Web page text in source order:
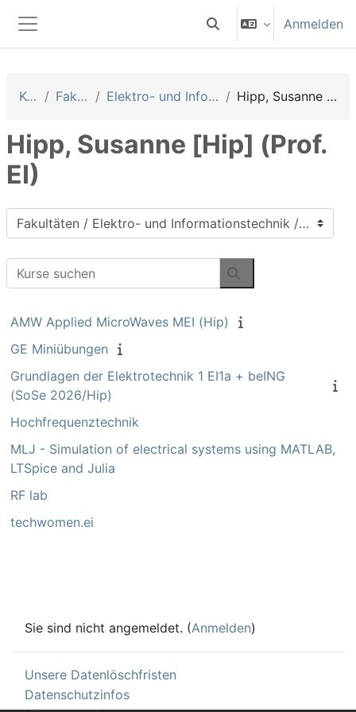
Website-Übersicht
Sucheingabe umschalten
Anmelden
Kurse Fakultäten Elektro- und Informationstechnik Hipp, Susanne [Hip] (Prof. EI)
Hipp, Susanne [Hip] (Prof.
EI)
Kursbereiche
Kurse suchen
Kurse suchen
AMW Applied MicroWaves MEI (Hip)
GE Miniübungen
Grundlagen der Elektrotechnik 1 EI1a + beING
(SoSe 2026/Hip)
Hochfrequenztechnik
MLJ - Simulation of electrical systems using MATLAB,
LTSpice and Julia
RF lab
techwomen.ei
Sie sind nicht angemeldet. (Anmelden)
Unsere Datenlöschfristen
Datenschutzinfos